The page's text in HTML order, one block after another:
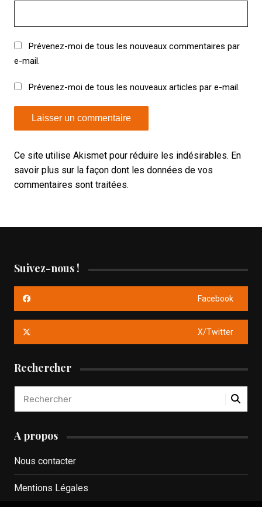
Prévenez-moi de tous les nouveaux commentaires par
e-mail.
Prévenez-moi de tous les nouveaux articles par e-mail.
Ce site utilise Akismet pour réduire les indésirables. En
savoir plus sur la façon dont les données de vos
commentaires sont traitées.
Suivez-nous !
Facebook
X/Twitter
Rechercher
A propos
Nous contacter
Mentions Légales